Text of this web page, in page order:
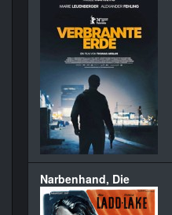
Narbenhand, Die